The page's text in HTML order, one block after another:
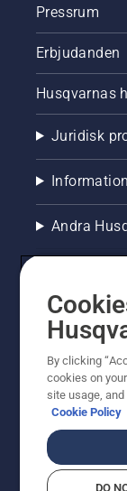
Pressrum
Erbjudanden
Husqvarnas
Juridisk
Andra
©
som visas är
priser är
moms) om
By clicking
cookies on
site usage,
Cookie Policy
DO